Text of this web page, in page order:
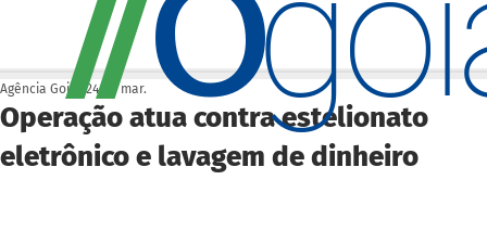
Operação atua contra estelionato
eletrônico e lavagem de dinheiro
Agência Goiás 24 de mar.